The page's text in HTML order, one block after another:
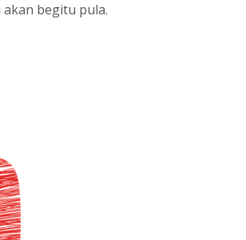
begitu pula.